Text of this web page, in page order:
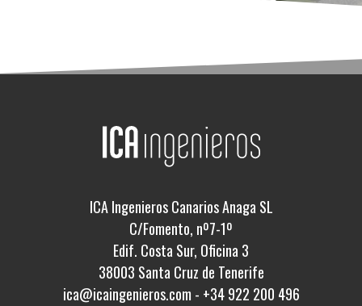
ICA Ingenieros Canarios Anaga SL
C/Fomento, nº7-1º
Edif. Costa Sur, Oficina 3
38003 Santa Cruz de Tenerife
ica@icaingenieros.com - +34 922 200 496